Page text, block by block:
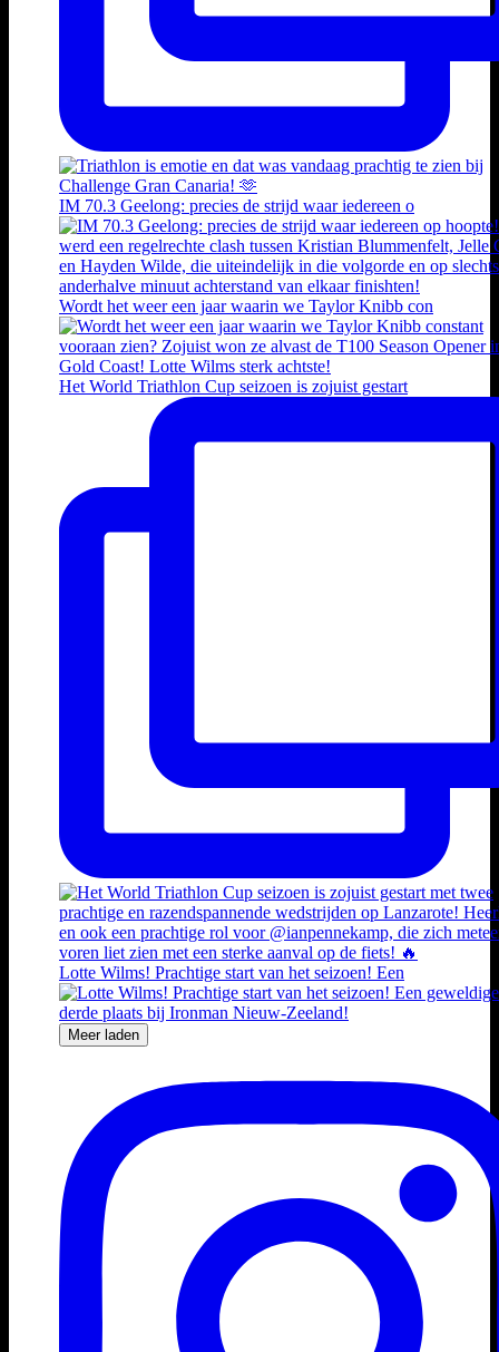
IM 70.3 Geelong: precies de strijd waar iedereen o
Wordt het weer een jaar waarin we Taylor Knibb con
Het World Triathlon Cup seizoen is zojuist gestart
Lotte Wilms! Prachtige start van het seizoen! Een
Meer laden